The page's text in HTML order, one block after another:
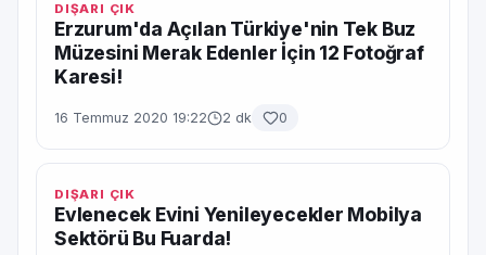
DIŞARI ÇIK
Erzurum'da Açılan Türkiye'nin Tek Buz
Müzesini Merak Edenler İçin 12 Fotoğraf
Karesi!
16 Temmuz 2020 19:22 2 dk 0
DIŞARI ÇIK
Evlenecek Evini Yenileyecekler Mobilya
Sektörü Bu Fuarda!